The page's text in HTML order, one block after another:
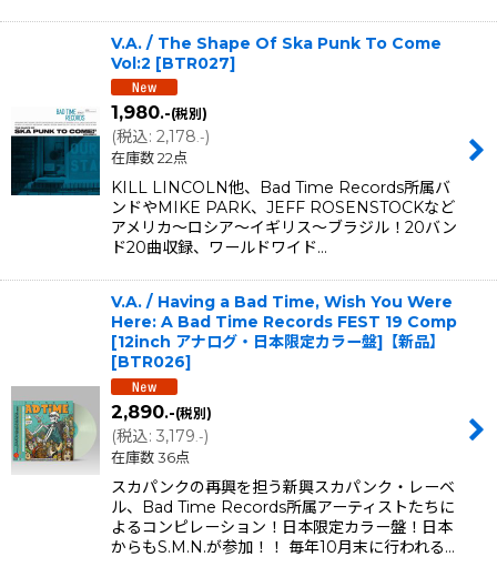
V.A. / The Shape Of Ska Punk To Come
Vol:2 [BTR027]
1,980.-(税別)
(税込: 2,178.-)
在庫数 22点
KILL LINCOLN他、Bad Time Records所属バ
ンドやMIKE PARK、JEFF ROSENSTOCKなど
アメリカ〜ロシア〜イギリス〜ブラジル！20バン
ド20曲収録、ワールドワイド…
V.A. / Having a Bad Time, Wish You Were
Here: A Bad Time Records FEST 19 Comp
[12inch アナログ・日本限定カラー盤]【新品】
[BTR026]
2,890.-(税別)
(税込: 3,179.-)
在庫数 36点
スカパンクの再興を担う新興スカパンク・レーベ
ル、Bad Time Records所属アーティストたちに
よるコンピレーション！日本限定カラー盤！日本
からもS.M.N.が参加！！ 毎年10月末に行われる…